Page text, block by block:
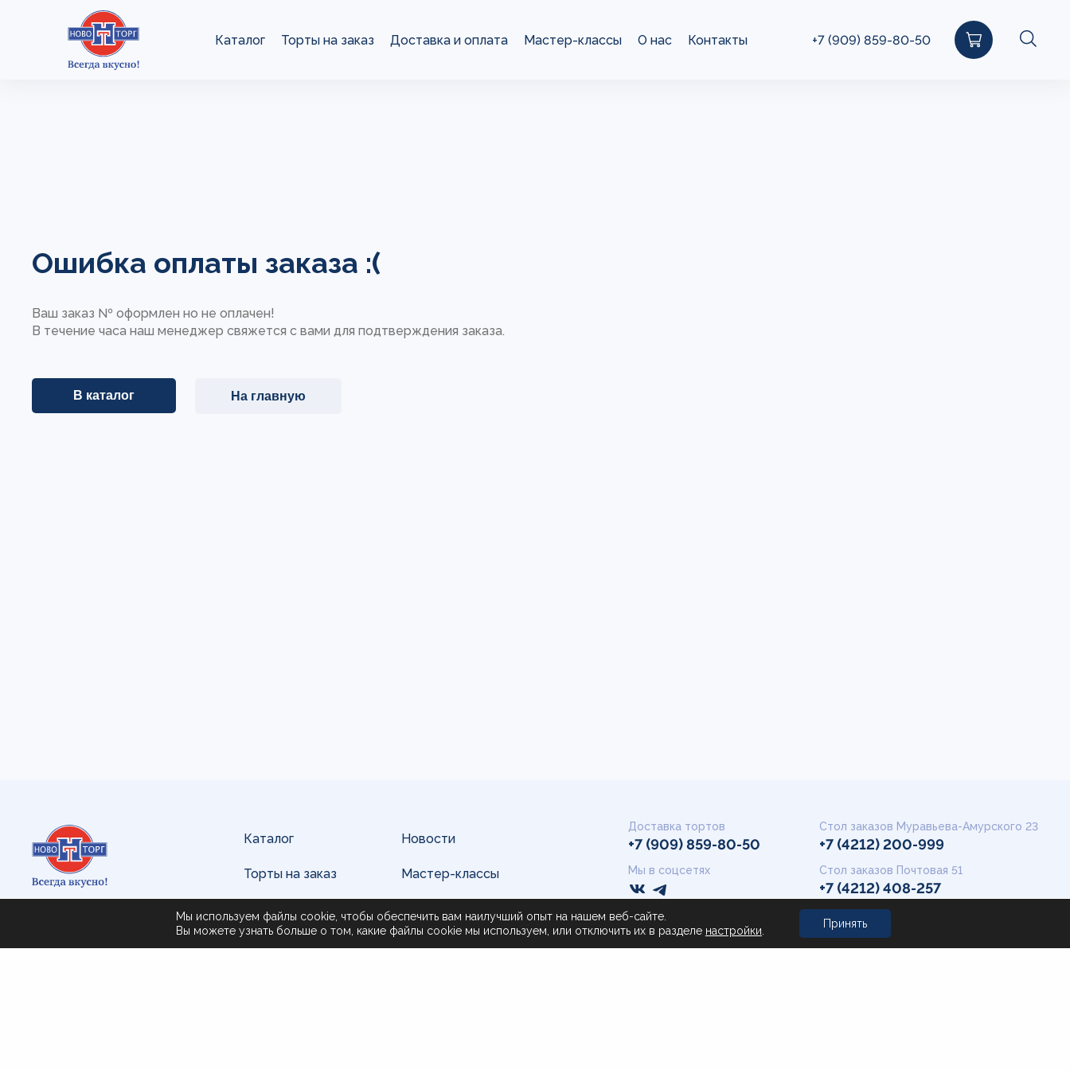
Каталог Торты на заказ Доставка и оплата Мастер-классы О нас Контакты +7 (909) 859-80-50
Ошибка оплаты заказа :(
Ваш заказ № оформлен но не оплачен!
В течение часа наш менеджер свяжется с вами для подтверждения заказа.
В каталог На главную
г. Хабаровск, ул. Почтовая, 51
Каталог
Торты на заказ
Доставка и оплата
Новости
Мастер-классы
Миссия и ценности
Доставка тортов
+7 (909) 859-80-50
Мы в соцсетях
По вопросам качества продукции
+7 (909) 802-01-74
Стол заказов Муравьева-Амурского 23
+7 (4212) 200-999
Стол заказов Почтовая 51
+7 (4212) 408-257
office@novotorg.ru
Мы используем файлы cookie, чтобы обеспечить вам наилучший опыт на нашем веб-сайте.
Вы можете узнать больше о том, какие файлы cookie мы используем, или отключить их в разделе настройки
Принять